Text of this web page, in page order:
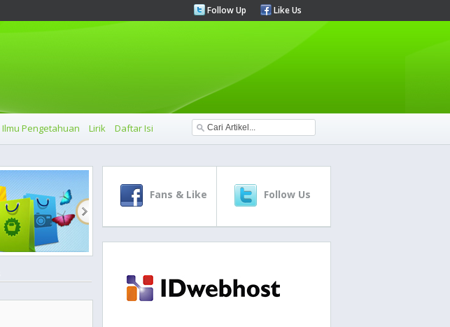
Follow Up Like Us
Ilmu Pengetahuan Lirik Daftar Isi
Fans & Like Follow Us